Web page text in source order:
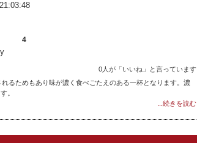
4
0人が「いいね」と言っています
るためもあり味が濃く食べごたえのある一杯となります。濃
。
...続きを読む